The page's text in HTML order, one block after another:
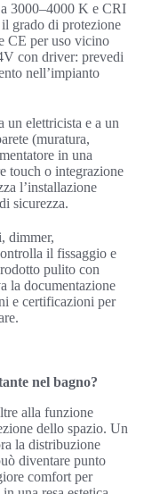
3000–4000 K e CRI
grado di protezione
CE per uso vicino
con driver: prevedi
nell’impianto
un elettricista e a un
(muratura,
in una
touch o integrazione
l’installazione
sicurezza.
dimmer,
il fissaggio e
pulito con
la documentazione
e certificazioni per
nel bagno?
alla funzione
dello spazio. Un
la distribuzione
diventare punto
comfort per